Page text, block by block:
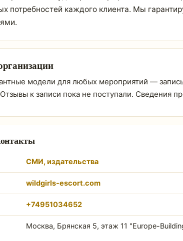
потребностей каждого клиента. Мы
модели для любых мероприятий —
Отзывы к записи пока не поступали. Сведения
СМИ, издательства
wildgirls-escort.com
+74951034652
Москва, Брянская 5, этаж 11 "Europe-